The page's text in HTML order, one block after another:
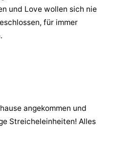
und Love wollen sich nie
für immer
angekommen und
Streicheleinheiten! Alles